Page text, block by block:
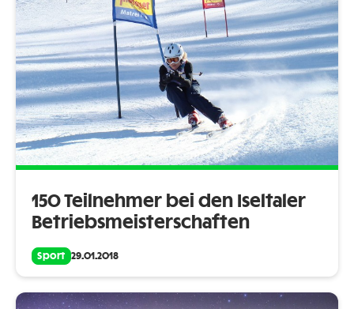
150 Teilnehmer bei den Iseltaler
Betriebsmeisterschaften
Sport 29.01.2018